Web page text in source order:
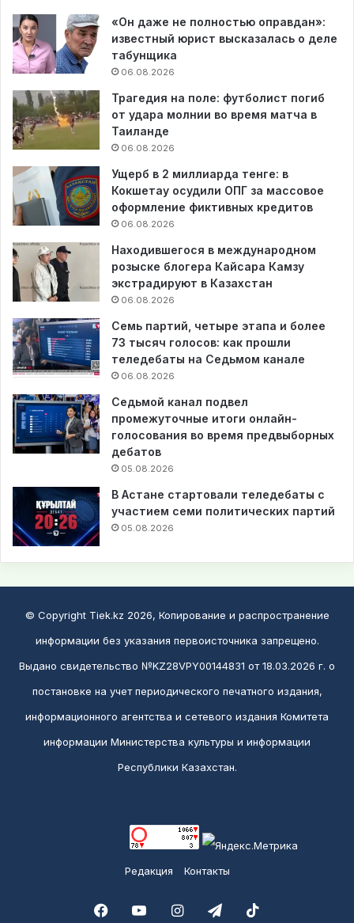
«Он даже не полностью оправдан»:
известный юрист высказалась о деле
табунщика
06.08.2026
Трагедия на поле: футболист погиб
от удара молнии во время матча в
Таиланде
06.08.2026
Ущерб в 2 миллиарда тенге: в
Кокшетау осудили ОПГ за массовое
оформление фиктивных кредитов
06.08.2026
Находившегося в международном
розыске блогера Кайсара Камзу
экстрадируют в Казахстан
06.08.2026
Семь партий, четыре этапа и более
73 тысяч голосов: как прошли
теледебаты на Седьмом канале
06.08.2026
Седьмой канал подвел
промежуточные итоги онлайн-
голосования во время предвыборных
дебатов
05.08.2026
В Астане стартовали теледебаты с
участием семи политических партий
05.08.2026
© Copyright Tiek.kz 2026, Копирование и распространение
информации без указания первоисточника запрещено.
Выдано свидетельство №KZ28VPY00144831 от 18.03.2026 г. о
постановке на учет периодического печатного издания,
информационного агентства и сетевого издания Комитета
информации Министерства культуры и информации
Республики Казахстан.
Редакция Контакты
FacebookYouTubeInstagramTelegram